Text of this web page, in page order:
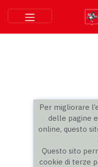
Per migliorare
delle pagine
online, questo
Questo sito
cookie di terze